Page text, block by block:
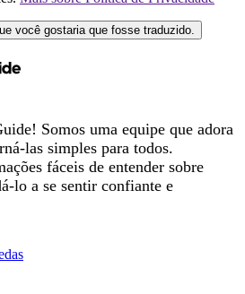
você gostaria que fosse traduzido.
Somos uma equipe que adora
las simples para todos.
fáceis de entender sobre
lo a se sentir confiante e